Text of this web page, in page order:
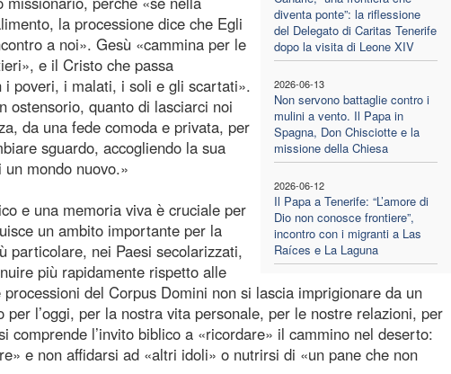
diventa ponte”: la riflessione
del Delegato di Caritas Tenerife
dopo la visita di Leone XIV
2026-06-13
Non servono battaglie contro i
mulini a vento. Il Papa in
Spagna, Don Chisciotte e la
missione della Chiesa
2026-06-12
Il Papa a Tenerife: “L’amore di
Dio non conosce frontiere”,
incontro con i migranti a Las
Raíces e La Laguna
la processione dice che Egli
a noi». Gesù «cammina per le
e il Cristo che passa
i poveri, i malati, i soli e gli scartati».
ostensorio, quanto di lasciarci noi
da una fede comoda e privata, per
sguardo, accogliendo la sua
mondo nuovo.»
e una memoria viva è cruciale per
un ambito importante per la
particolare, nei Paesi secolarizzati,
più rapidamente rispetto alle
del Corpus Domini non si lascia imprigionare da un
l’oggi, per la nostra vita personale, per le nostre relazioni, per
l’invito biblico a «ricordare» il cammino nel deserto:
e non affidarsi ad «altri idoli» o nutrirsi di «un pane che non